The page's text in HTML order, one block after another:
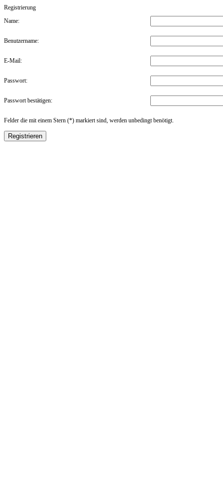
Registrierung
Name:
Benutzername:
E-Mail:
Passwort:
Passwort bestätigen:
Felder die mit einem Stern (*) markiert sind, werden unbedingt benötigt.
Registrieren